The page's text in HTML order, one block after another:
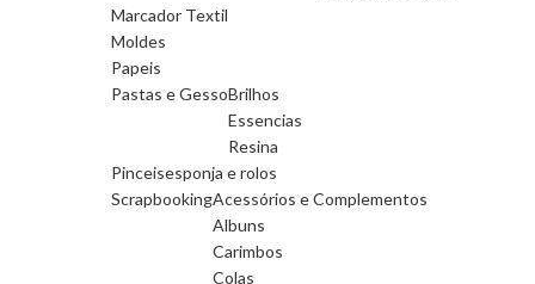
Marcador Textil
Moldes
Papeis
Pastas e GessoBrilhos
Essencias
Resina
Pinceisesponja e rolos
ScrapbookingAcessórios e Complementos
Albuns
Carimbos
Colas